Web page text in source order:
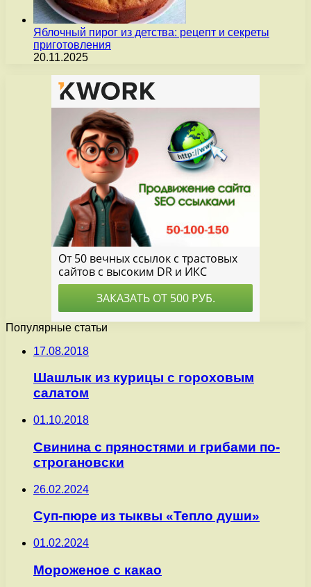
Яблочный пирог из детства: рецепт и секреты
приготовления
20.11.2025
Популярные статьи
17.08.2018
Шашлык из курицы с гороховым
салатом
01.10.2018
Cвинина с пряностями и грибами по-
строгановски
26.02.2024
Суп-пюре из тыквы «Тепло души»
01.02.2024
Мороженое с какао